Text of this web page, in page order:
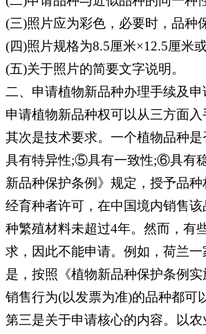
(三)照片应为彩色，必要时，品种
(四)照片规格为8.5厘米×12.5厘米
(五)关于照片的简要文字说明。
二、申请植物新品种办理手续及申
申请植物新品种权可以从三方面
其次是技术要求。一个植物品种
具有特异性;⑤具有一致性;⑥具有
新品种保护条例》规定，授予品
经育种者许可，在中国境内销售
种繁殖材料未超过4年。然而，有
求，因此不能申请。例如，荷兰
是，按照《植物新品种保护条例
销售行为(以发票为准)的品种都可
第三是关于申请核心的内容。以